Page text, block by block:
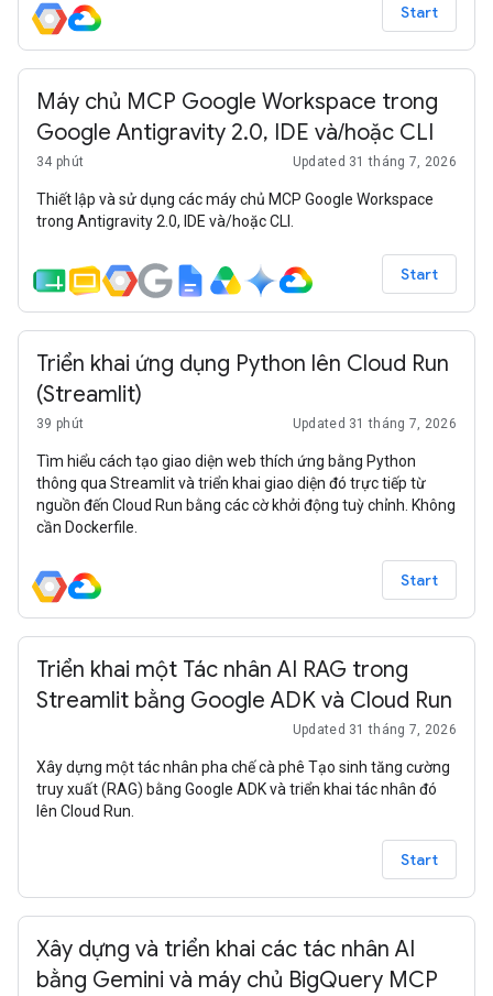
Start
Máy chủ MCP Google Workspace trong
Google Antigravity 2.0, IDE và/hoặc CLI
34 phút Updated 31 tháng 7, 2026
Thiết lập và sử dụng các máy chủ MCP Google Workspace
trong Antigravity 2.0, IDE và/hoặc CLI.
Start
Triển khai ứng dụng Python lên Cloud Run
(Streamlit)
39 phút Updated 31 tháng 7, 2026
Tìm hiểu cách tạo giao diện web thích ứng bằng Python
thông qua Streamlit và triển khai giao diện đó trực tiếp từ
nguồn đến Cloud Run bằng các cờ khởi động tuỳ chỉnh. Không
cần Dockerfile.
Start
Triển khai một Tác nhân AI RAG trong
Streamlit bằng Google ADK và Cloud Run
Updated 31 tháng 7, 2026
Xây dựng một tác nhân pha chế cà phê Tạo sinh tăng cường
truy xuất (RAG) bằng Google ADK và triển khai tác nhân đó
lên Cloud Run.
Start
Xây dựng và triển khai các tác nhân AI
bằng Gemini và máy chủ BigQuery MCP